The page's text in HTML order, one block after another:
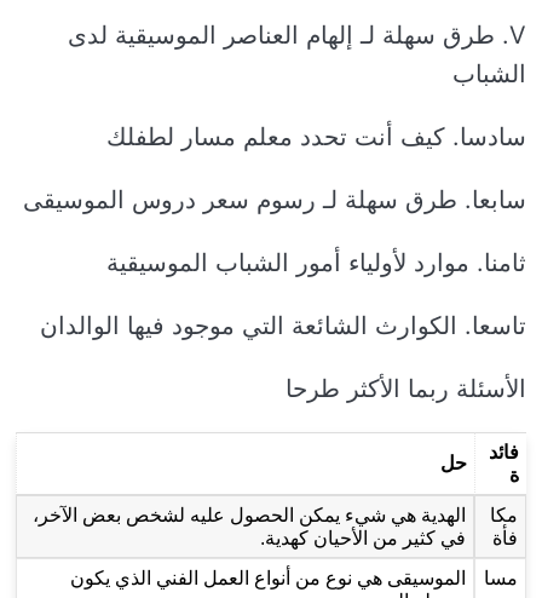
V. طرق سهلة لـ إلهام العناصر الموسيقية لدى
الشباب
سادسا. كيف أنت تحدد معلم مسار لطفلك
سابعا. طرق سهلة لـ رسوم سعر دروس الموسيقى
ثامنا. موارد لأولياء أمور الشباب الموسيقية
تاسعا. الكوارث الشائعة التي موجود فيها الوالدان
الأسئلة ربما الأكثر طرحا
فائد
ة
حل
مكا
فأة
الهدية هي شيء يمكن الحصول عليه لشخص بعض الآخر،
في كثير من الأحيان كهدية.
مسا
الموسيقى هي نوع من أنواع العمل الفني الذي يكون